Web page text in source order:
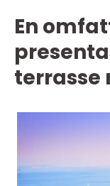
En
terrasse